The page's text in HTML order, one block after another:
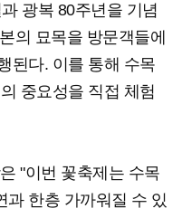
광복 80주년을 기념
의 묘목을 방문객들에
된다. 이를 통해 수목
중요성을 직접 체험
"이번 꽃축제는 수목
과 한층 가까워질 수 있